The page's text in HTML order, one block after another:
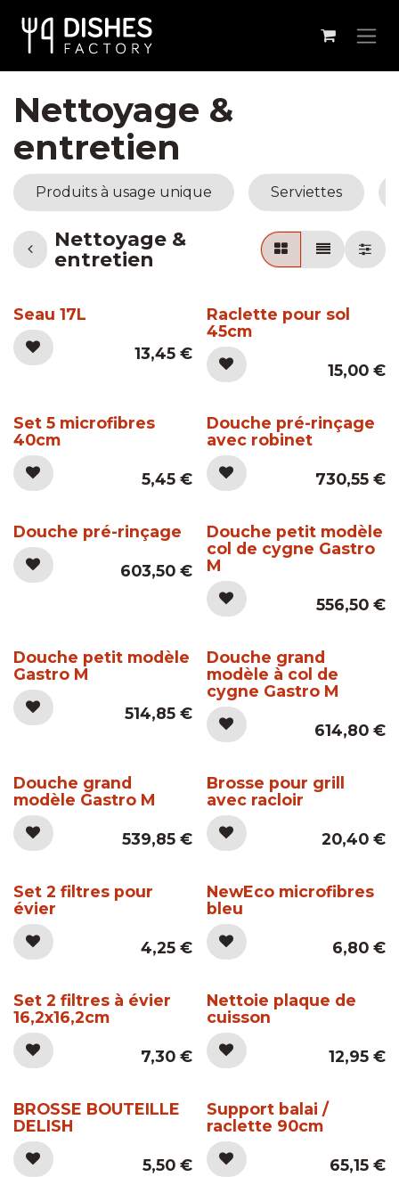
Nettoyage &
entretien
Produits à usage unique Serviettes
Nettoyage &
entretien
Seau 17L
13,45€
Raclette pour sol
45cm
15,00€
Set 5 microfibres
40cm
5,45€
Douche pré-rinçage
avec robinet
730,55€
Douche pré-rinçage
603,50€
Douche petit modèle
col de cygne Gastro
M
556,50€
Douche petit modèle
Gastro M
514,85€
Douche grand
modèle à col de
cygne Gastro M
614,80€
Douche grand
modèle Gastro M
539,85€
Brosse pour grill
avec racloir
20,40€
Set 2 filtres pour
évier
4,25€
NewEco microfibres
bleu
6,80€
Set 2 filtres à évier
16,2x16,2cm
7,30€
Nettoie plaque de
cuisson
12,95€
BROSSE BOUTEILLE
DELISH
5,50€
Support balai /
raclette 90cm
65,15€